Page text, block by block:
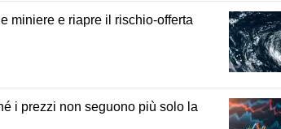
miniere e riapre il rischio-offerta
i prezzi non seguono più solo la